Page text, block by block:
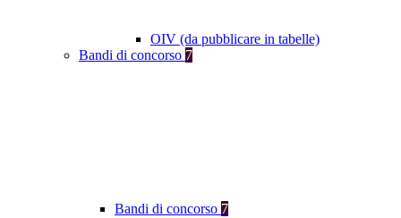
OIV (da pubblicare in tabelle)
Bandi di concorso 7
Bandi di concorso 7